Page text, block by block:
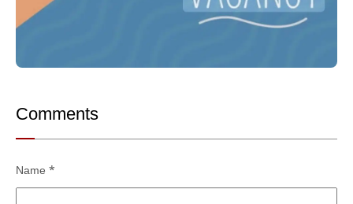
Comments
Name *